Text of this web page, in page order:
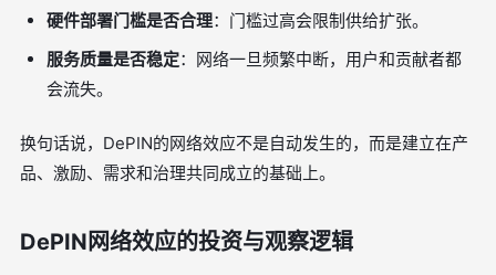
硬件部署门槛是否合理：门槛过高会限制供给扩张。
服务质量是否稳定：网络一旦频繁中断，用户和贡献者都
会流失。
换句话说，DePIN的网络效应不是自动发生的，而是建立在产
品、激励、需求和治理共同成立的基础上。
DePIN网络效应的投资与观察逻辑